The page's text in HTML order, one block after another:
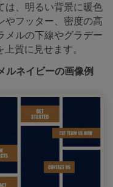
は、明るい背景に暖色
やフッター、密度の高
メルの下線やグラデー
質に見せます。
ルネイビーの画像例